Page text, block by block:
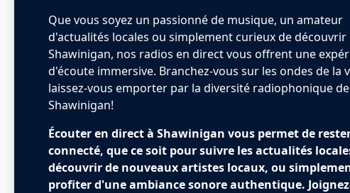
Que vous soyez un passionné de musique, un amateur
d'actualités locales ou simplement curieux de découvrir
Shawinigan, nos radios en direct vous offrent une
d'écoute immersive. Branchez-vous sur les ondes de la
laissez-vous emporter par la diversité radiophonique de
Shawinigan!
Écouter en direct à Shawinigan vous permet de
connecté, que ce soit pour suivre les actualités
découvrir de nouveaux artistes locaux, ou
profiter d'une ambiance sonore authentique.